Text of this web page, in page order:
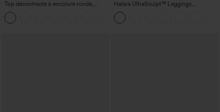
Top décontracté à encolure ronde,
manches chauve-souris et coupe ample
Halara UltraSculpt™ Leggings
d'entraînement sculptants taille haute,
effet ventre plat, avec poche